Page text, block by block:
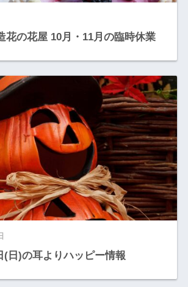
花の花屋 10月・11月の臨時休業
(日)の耳よりハッピー情報